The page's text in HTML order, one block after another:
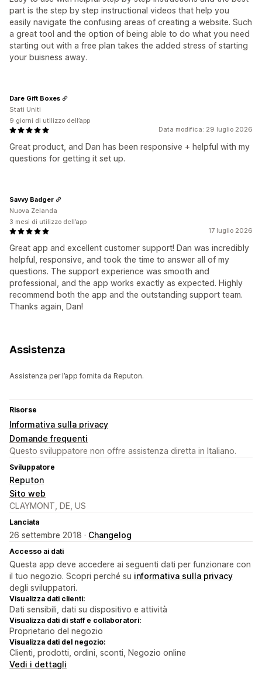
part is the step by step instructional videos that help you
easily navigate the confusing areas of creating a website. Such
a great tool and the option of being able to do what you need
starting out with a free plan takes the added stress of starting
your buisness away.
Data modifica: 29 luglio 2026
Great product, and Dan has been responsive + helpful with my
questions for getting it set up.
Dare Gift Boxes
Stati Uniti
9 giorni di utilizzo dell’app
17 luglio 2026
Great app and excellent customer support! Dan was incredibly
helpful, responsive, and took the time to answer all of my
questions. The support experience was smooth and
professional, and the app works exactly as expected. Highly
recommend both the app and the outstanding support team.
Thanks again, Dan!
Savvy Badger
Nuova Zelanda
3 mesi di utilizzo dell’app
Assistenza
Assistenza per l’app fornita da Reputon.
Risorse
Informativa sulla privacy
Domande frequenti
Questo sviluppatore non offre assistenza diretta in Italiano.
Sviluppatore
Reputon
Sito web
CLAYMONT, DE, US
Lanciata
26 settembre 2018 · Changelog
Accesso ai dati
Questa app deve accedere ai seguenti dati per funzionare con
il tuo negozio. Scopri perché su informativa sulla privacy
degli sviluppatori.
Visualizza dati clienti:
Dati sensibili, dati su dispositivo e attività
Visualizza dati di staff e collaboratori:
Proprietario del negozio
Visualizza dati del negozio:
Clienti, prodotti, ordini, sconti, Negozio online
Vedi i dettagli